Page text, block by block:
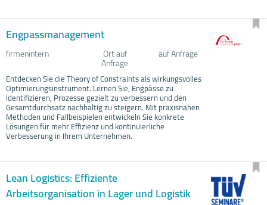
Engpassmanagement
firmenintern Ort auf
Anfrage
auf Anfrage
Entdecken Sie die Theory of Constraints als wirkungsvolles
Optimierungsinstrument. Lernen Sie, Engpässe zu
identifizieren, Prozesse gezielt zu verbessern und den
Gesamtdurchsatz nachhaltig zu steigern. Mit praxisnahen
Methoden und Fallbeispielen entwickeln Sie konkrete
Lösungen für mehr Effizienz und kontinuierliche
Verbesserung in Ihrem Unternehmen.
Lean Logistics: Effiziente
Arbeitsorganisation in Lager und Logistik